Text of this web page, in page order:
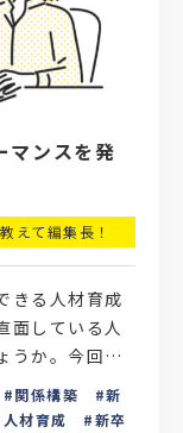
マンスを発
教えて編集長！
きる人材育成
面している人
うか。今回は
た方に向け
関係構築
新
人材育成
新卒